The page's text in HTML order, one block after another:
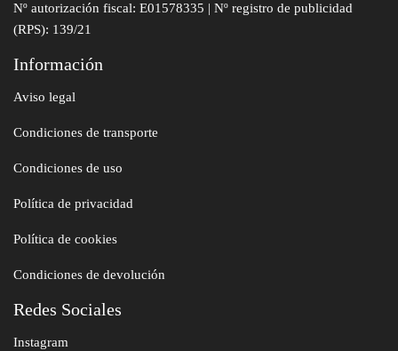
Nº autorización fiscal: E01578335 | Nº registro de publicidad
(RPS): 139/21
Información
Aviso legal
Condiciones de transporte
Condiciones de uso
Política de privacidad
Política de cookies
Condiciones de devolución
Redes Sociales
Instagram